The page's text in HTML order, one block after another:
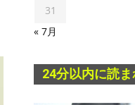
31
« 7月
24分以内に読